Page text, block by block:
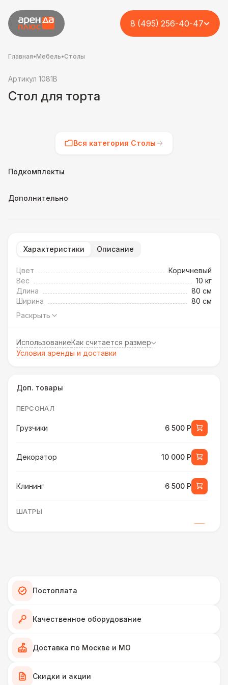
8 (495) 256-40-47
Главная•Мебель•Столы
Артикул 1081B
Стол для торта
Вся категория Столы
Подкомплекты
Дополнительно
Характеристики Описание
Цвет
Коричневый
Вес
10 кг
Длина
80 см
Ширина
80 см
Раскрыть
ИспользованиеКак считается размер
Условия аренды и доставки
Доп. товары
ПЕРСОНАЛ
Грузчики 6 500 Р
Декоратор 10 000 Р
Клининг 6 500 Р
ШАТРЫ
Палатка 2,5 х 2,5 м
Шатер Пагода
Домик «Ярмарочный» 3 х 2 м
Шатер Павильон
Постоплата
Качественное оборудование
Доставка по Москве и МО
Скидки и акции